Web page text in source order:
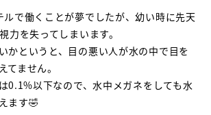
で働くことが夢でしたが、幼い時に先天
力を失ってしまいます。
かというと、目の悪い人が水の中で目を
てません。
0.1%以下なので、水中メガネをしても水
ます🤣